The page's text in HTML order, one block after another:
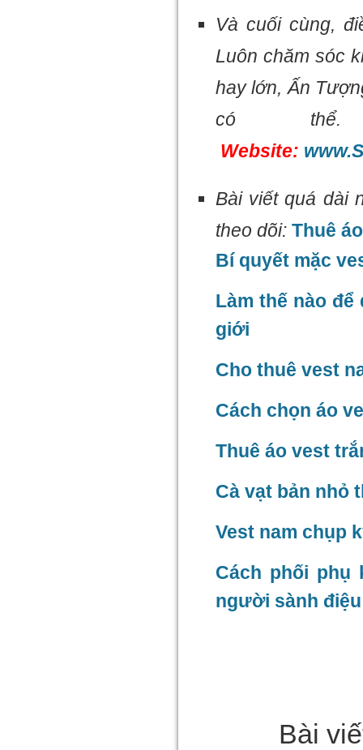
Và cuối cùng,
Luôn chăm sóc
hay lớn, Ấn
có
Website:
Bài viết quá dài
theo dõi: Thuê
Bí quyết mặc
Làm thế nào
giới
Cho thuê vest
Cách chọn áo
Thuê áo vest
Cà vạt bản nhỏ
Vest nam chụp
Cách phối phụ
người sành điệu
Bài